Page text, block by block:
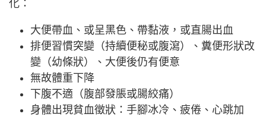
化：
大便帶血、或呈黑色、帶黏液，或直腸出血
排便習慣突變（持續便秘或腹瀉）、糞便形狀改
變（幼條狀）、大便後仍有便意
無故體重下降
下腹不適（腹部發脹或腸絞痛）
身體出現貧血徵狀：手腳冰冷、疲倦、心跳加